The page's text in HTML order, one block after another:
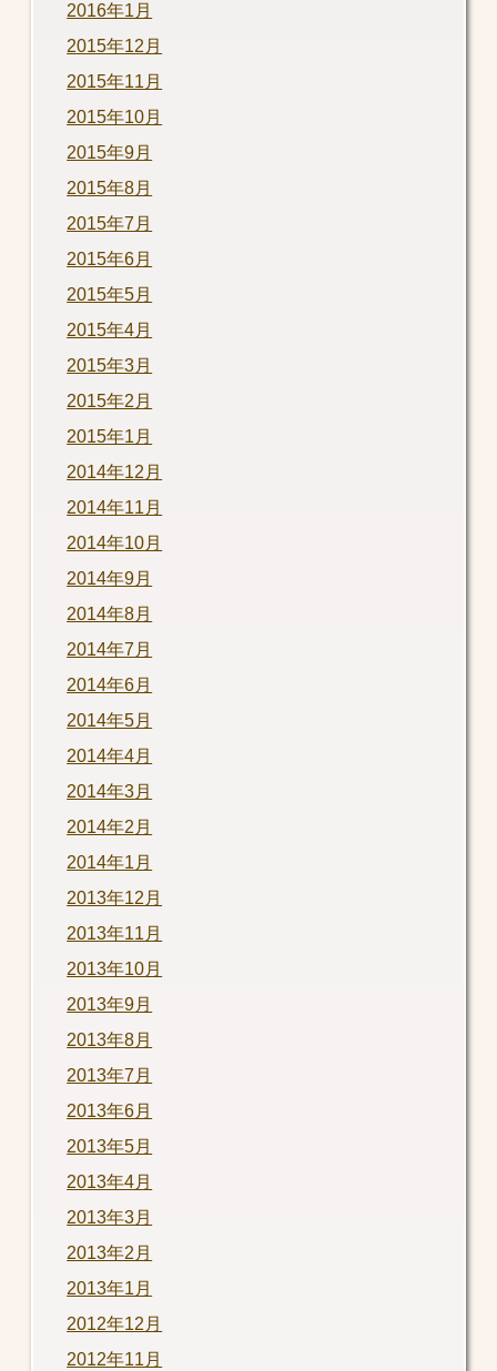
2016年1月
2015年12月
2015年11月
2015年10月
2015年9月
2015年8月
2015年7月
2015年6月
2015年5月
2015年4月
2015年3月
2015年2月
2015年1月
2014年12月
2014年11月
2014年10月
2014年9月
2014年8月
2014年7月
2014年6月
2014年5月
2014年4月
2014年3月
2014年2月
2014年1月
2013年12月
2013年11月
2013年10月
2013年9月
2013年8月
2013年7月
2013年6月
2013年5月
2013年4月
2013年3月
2013年2月
2013年1月
2012年12月
2012年11月